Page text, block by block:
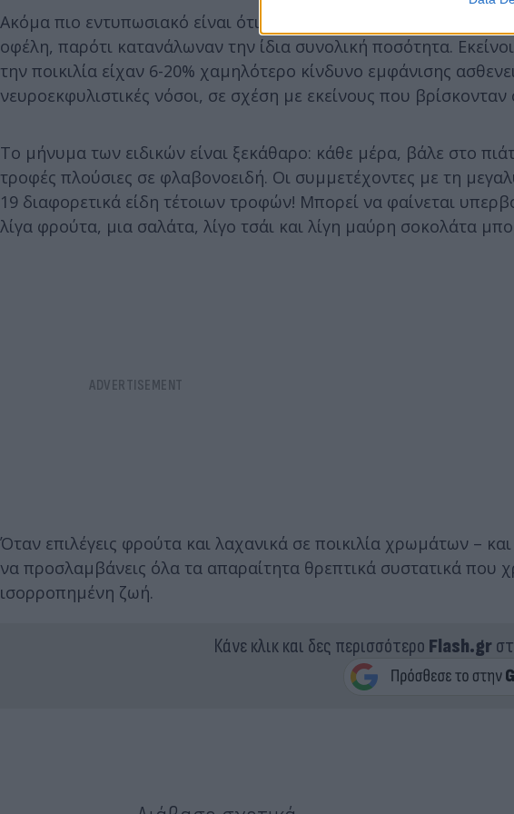
Ακόμα πιο εντυπωσιακό είναι ότι οι συμμετέχοντες με τη
οφέλη, παρότι κατανάλωναν την ίδια συνολική ποσότητα.
την ποικιλία είχαν 6-20% χαμηλότερο κίνδυνο εμφάνισης
νευροεκφυλιστικές νόσοι, σε σχέση με εκείνους που
Το μήνυμα των ειδικών είναι ξεκάθαρο: κάθε μέρα, βάλε στο
τροφές πλούσιες σε φλαβονοειδή. Οι συμμετέχοντες με τη
19 διαφορετικά είδη τέτοιων τροφών! Μπορεί να φαίνεται
λίγα φρούτα, μια σαλάτα, λίγο τσάι και λίγη μαύρη σοκολάτα
Όταν επιλέγεις φρούτα και λαχανικά σε ποικιλία χρωμάτων –
να προσλαμβάνεις όλα τα απαραίτητα θρεπτικά συστατικά που
ισορροπημένη ζωή.
Κάνε κλικ και δες περισσότερο Flash.gr